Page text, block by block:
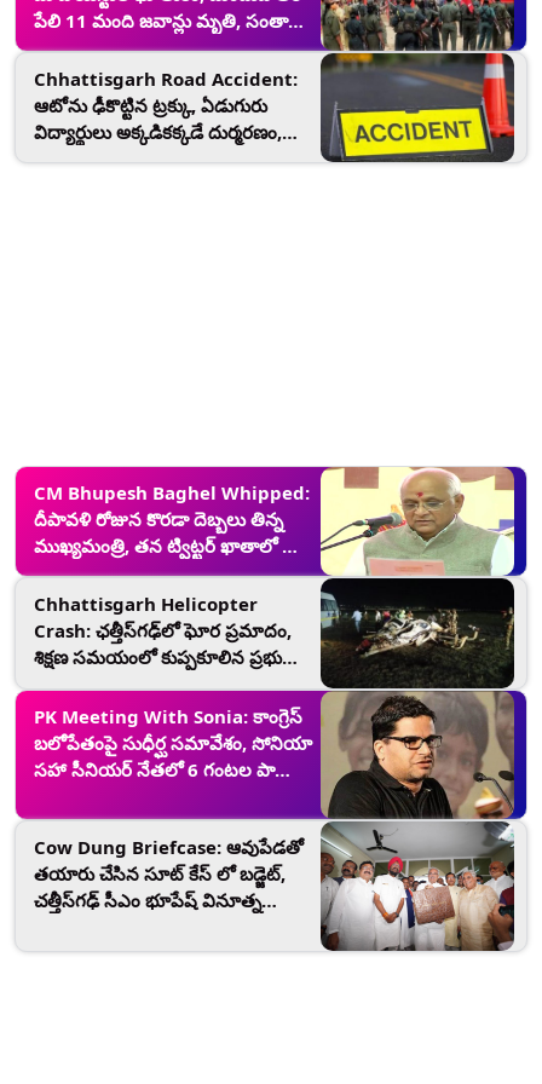
పేలి 11 మంది జవాన్లు మృతి, సంతాపం
వ్యక్తం చేసిన ఛత్తీస్‌గఢ్ సీఎం భూపేష్
బగేల్
Chhattisgarh Road Accident:
ఆటోను ఢీకొట్టిన ట్రక్కు, ఏడుగురు
విద్యార్థులు అక్కడికక్కడే దుర్మరణం,
CM Bhupesh Baghel Whipped:
దీపావళి రోజున కొరడా దెబ్బలు తిన్న
ముఖ్యమంత్రి, తన ట్విట్టర్ ఖాతాలో పోస్ట్
చేసిన ఛత్తీస్‌గఢ్‌ ముఖ్యమంత్రి భూపేష్
బాఘెల్
Chhattisgarh Helicopter
Crash: ఛత్తీస్‌గఢ్‌లో ఘోర ప్రమాదం,
శిక్షణ సమయంలో కుప్పకూలిన ప్రభుత్వ
PK Meeting With Sonia: కాంగ్రెస్
బలోపేతంపై సుధీర్ఘ సమావేశం, సోనియా
సహా సీనియర్ నేతలో 6 గంటల పాటూ
సీఎంలు
Cow Dung Briefcase: ఆవుపేడతో
తయారు చేసిన సూట్ కేస్‌ లో బడ్జెట్,
చత్తీస్‌గఢ్ సీఎం భూపేష్ వినూత్న
రూపొందించిన ఆర్టిస్టులు, దీని ప్రత్యేకత